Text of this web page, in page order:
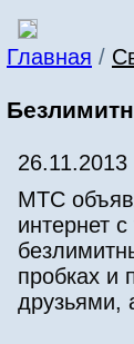
Главная /
26.11.2013
МТС
интернет
пробках и
друзьями,